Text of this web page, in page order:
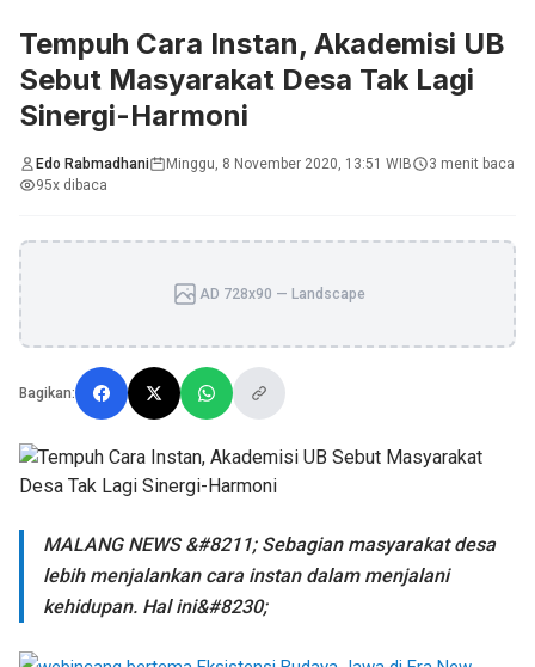
Tempuh Cara Instan, Akademisi UB
Sebut Masyarakat Desa Tak Lagi
Sinergi-Harmoni
Edo Rabmadhani Minggu, 8 November 2020, 13:51 WIB
3 menit baca
95x dibaca
AD 728x90 — Landscape
Bagikan:
MALANG NEWS &#8211; Sebagian masyarakat desa
lebih menjalankan cara instan dalam menjalani
kehidupan. Hal ini&#8230;